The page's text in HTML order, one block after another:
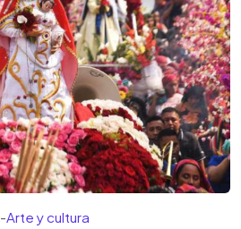
-Arte y cultura